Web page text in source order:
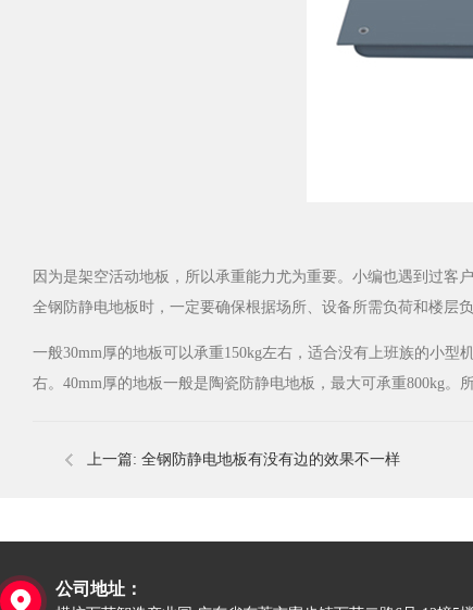
因为是架空活动地板，所以承重能力尤为重要。小编也遇到过客
全钢防静电地板时，一定要确保根据场所、设备所需负荷和楼层
一般30mm厚的地板可以承重150kg左右，适合没有上班族的小
右。40mm厚的地板一般是陶瓷防静电地板，最大可承重800kg。
上一篇: 全钢防静电地板有没有边的效果不一样

公司地址：